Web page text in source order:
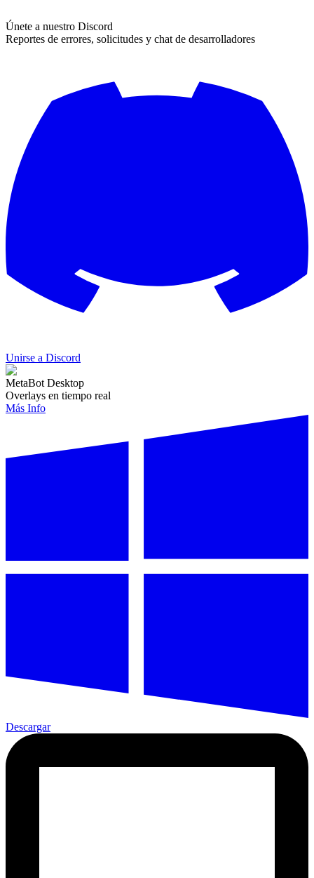
Únete a nuestro Discord
Reportes de errores, solicitudes y chat de desarrolladores
Unirse a Discord
MetaBot Desktop
Overlays en tiempo real
Más Info
Descargar